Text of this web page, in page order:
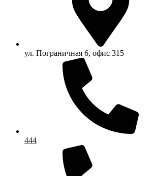
ул. Пограничная 6, офис 315
444